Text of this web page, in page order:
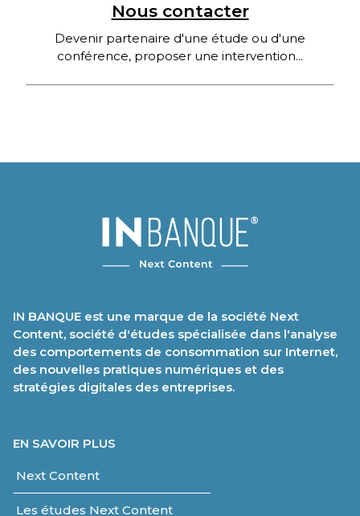
Nous contacter
Devenir partenaire d'une étude ou d'une
conférence, proposer une intervention...
IN BANQUE est une marque de la société Next
Content, société d'études spécialisée dans l'analyse
des comportements de consommation sur Internet,
des nouvelles pratiques numériques et des
stratégies digitales des entreprises.
EN SAVOIR PLUS
Next Content
Les études Next Content